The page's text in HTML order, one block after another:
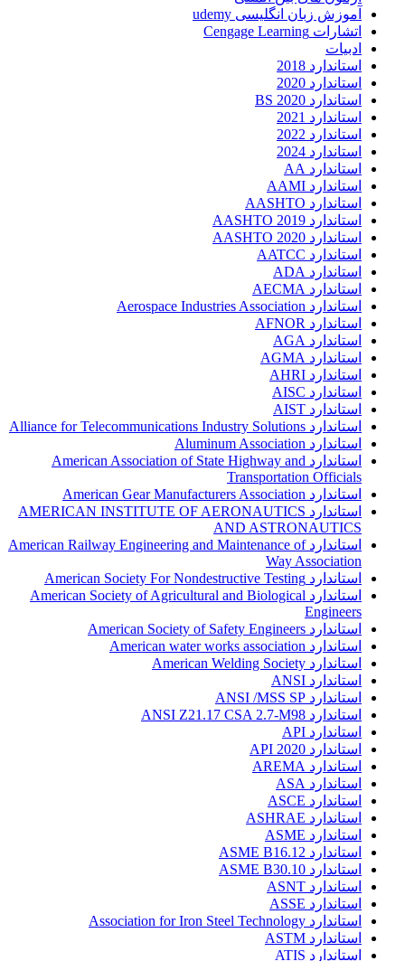
آموزش زبان انگلیسی udemy
اتشارات Cengage Learning
ادبیات
استاندارد 2018
استاندارد 2020
استاندارد 2020 BS
استاندارد 2021
استاندارد 2022
استاندارد 2024
استاندارد AA
استاندارد AAMI
استاندارد AASHTO
استاندارد AASHTO 2019
استاندارد AASHTO 2020
استاندارد AATCC
استاندارد ADA
استاندارد AECMA
استاندارد Aerospace Industries Association
استاندارد AFNOR
استاندارد AGA
استاندارد AGMA
استاندارد AHRI
استاندارد AISC
استاندارد AIST
استاندارد Alliance for Telecommunications Industry Solutions
استاندارد Aluminum Association
استاندارد American Association of State Highway and
Transportation Officials
استاندارد American Gear Manufacturers Association
استاندارد AMERICAN INSTITUTE OF AERONAUTICS
AND ASTRONAUTICS
استاندارد American Railway Engineering and Maintenance of
Way Association
استاندارد American Society For Nondestructive Testing
استاندارد American Society of Agricultural and Biological
Engineers
استاندارد American Society of Safety Engineers
استاندارد American water works association
استاندارد American Welding Society
استاندارد ANSI
استاندارد ANSI /MSS SP
استاندارد ANSI Z21.17 CSA 2.7-M98
استاندارد API
استاندارد API 2020
استاندارد AREMA
استاندارد ASA
استاندارد ASCE
استاندارد ASHRAE
استاندارد ASME
استاندارد ASME B16.12
استاندارد ASME B30.10
استاندارد ASNT
استاندارد ASSE
استاندارد Association for Iron Steel Technology
استاندارد ASTM
استاندارد ATIS